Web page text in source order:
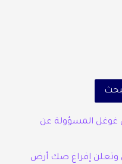
غوغل المسؤولة عن
وتعلن إفراغ صك أرض